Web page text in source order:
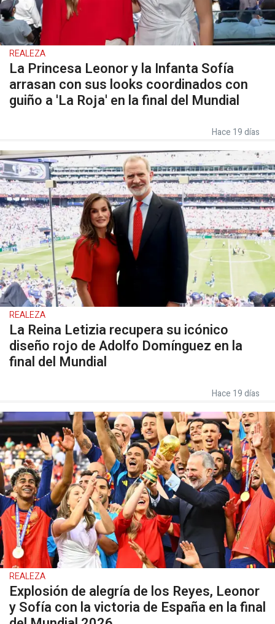
REALEZA
La Princesa Leonor y la Infanta Sofía
arrasan con sus looks coordinados con
guiño a 'La Roja' en la final del Mundial
Hace 19 días
REALEZA
La Reina Letizia recupera su icónico
diseño rojo de Adolfo Domínguez en la
final del Mundial
Hace 19 días
REALEZA
Explosión de alegría de los Reyes, Leonor
y Sofía con la victoria de España en la final